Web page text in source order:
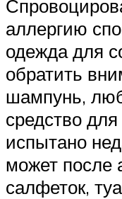
аллергию
одежда для
обратить
шампунь,
средство
испытано
может после
салфеток,